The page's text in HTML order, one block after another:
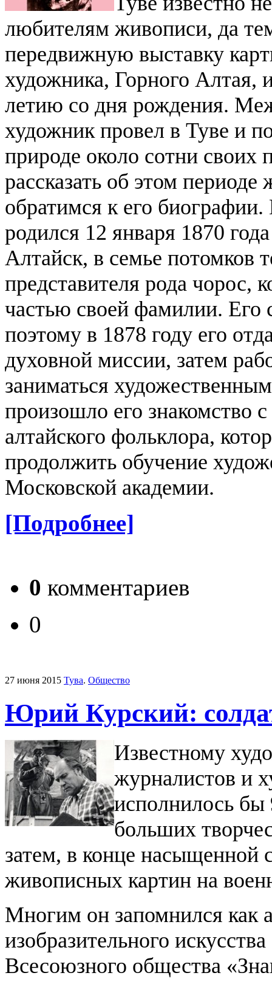
любителям живописи, да
передвижную вы­ставку
художника, Горного
летию со дня рождения.
художник провел в Туве и
природе около сотни своих
рассказать об этом
обратимся к его
родился 12 января 1870
Алтайск, в семье потомков
представителя рода чорос,
частью своей фамилии. Его
поэтому в 1878 году его
духовной миссии, затем
заниматься
произошло его
алтайского фольклора,
продолжить обучение
Московской академии.
[Подробнее]
0 комментариев
0
27 июня 2015 Тува. Общество
Юрий Курский:
Известному
журналистов и
исполнилось бы
больших
затем, в конце насыщенной
живописных картин на
Многим он запомнился как
изобразительного
Всесоюзного общества